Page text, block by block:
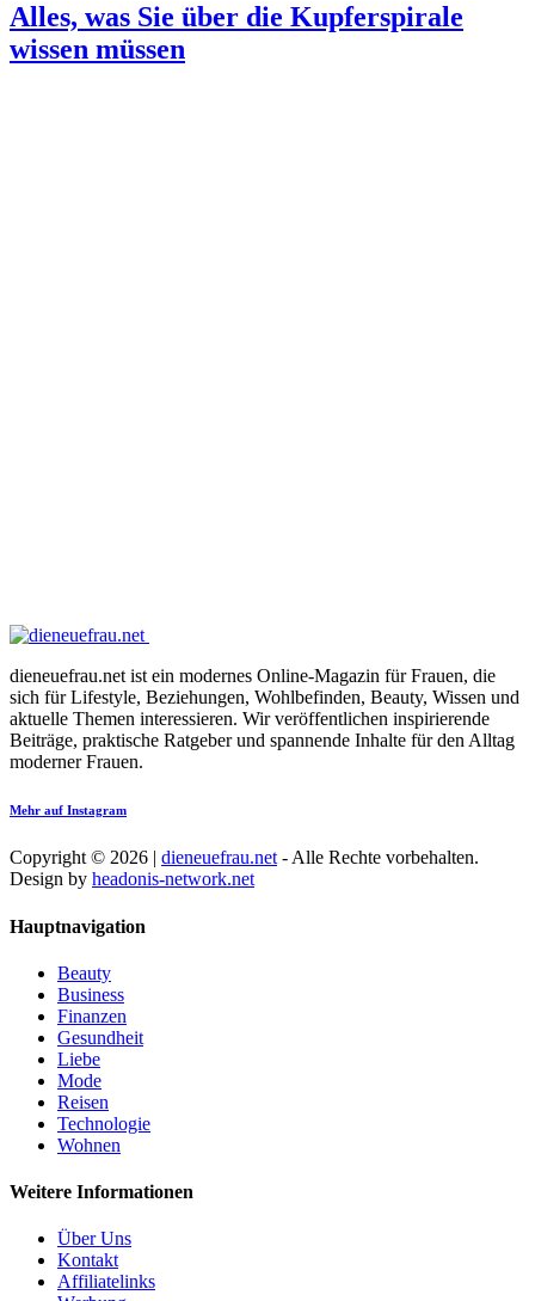
Alles, was Sie über die Kupferspirale
wissen müssen
dieneuefrau.net ist ein modernes Online-Magazin für Frauen, die
sich für Lifestyle, Beziehungen, Wohlbefinden, Beauty, Wissen und
aktuelle Themen interessieren. Wir veröffentlichen inspirierende
Beiträge, praktische Ratgeber und spannende Inhalte für den Alltag
moderner Frauen.
Mehr auf Instagram
Copyright © 2026 | dieneuefrau.net - Alle Rechte vorbehalten.
Design by headonis-network.net
Hauptnavigation
Beauty
Business
Finanzen
Gesundheit
Liebe
Mode
Reisen
Technologie
Wohnen
Weitere Informationen
Über Uns
Kontakt
Affiliatelinks